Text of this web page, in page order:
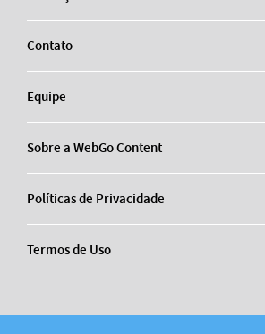
Contato
Equipe
Sobre a WebGo Content
Políticas de Privacidade
Termos de Uso